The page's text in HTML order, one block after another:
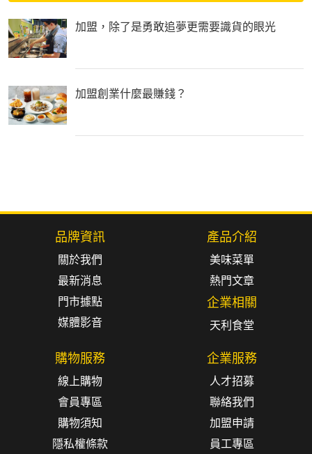
加盟，除了是勇敢追夢更需要識貨的眼光
加盟創業什麼最賺錢？
品牌資訊
關於我們
最新消息
門市據點
媒體影音
產品介紹
美味菜單
熱門文章
企業相關
天利食堂
購物服務
線上購物
會員專區
購物須知
隱私權條款
企業服務
人才招募
聯絡我們
加盟申請
員工專區